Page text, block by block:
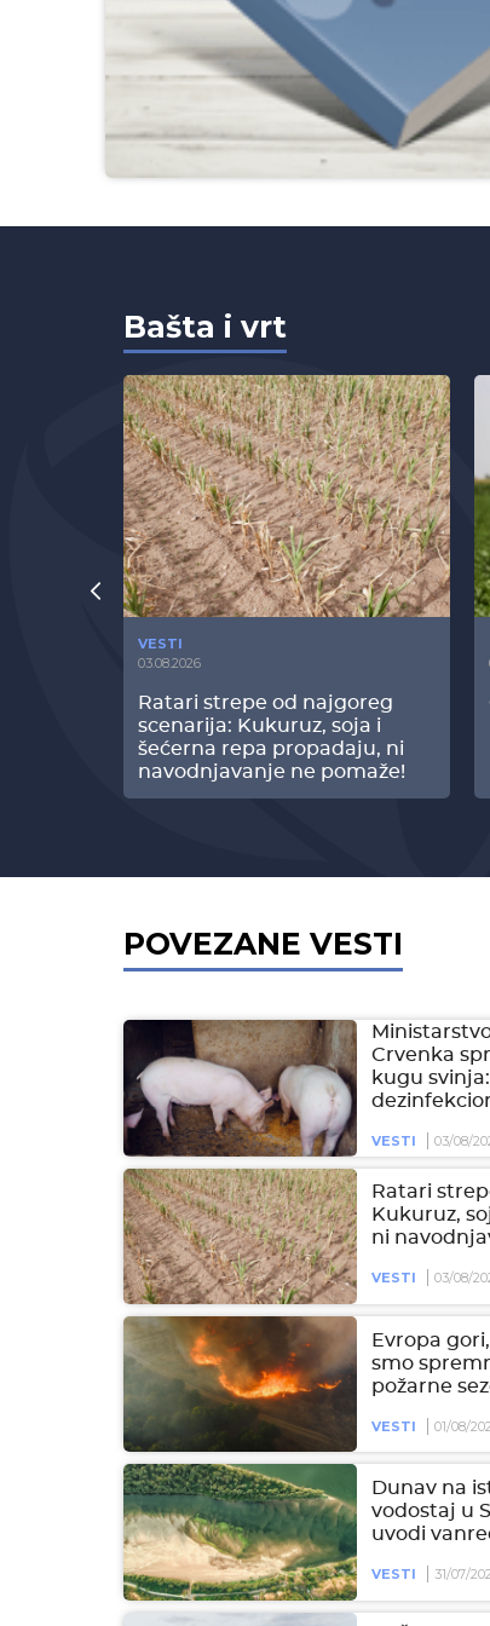
Bašta i vrt
VESTI
03.08.2026
Ratari strepe od najgoreg
scenarija: Kukuruz, soja i
šećerna repa propadaju, ni
navodnjavanje ne pomaže!
POVEZANE VESTI
Crvenka
kugu
VESTI 03/08/
Ratari
Kukuruz,
ni
VESTI 03/08/
Evropa
smo
požarne
VESTI 01/08/
Dunav na
vodostaj u
uvodi
VESTI 31/07/